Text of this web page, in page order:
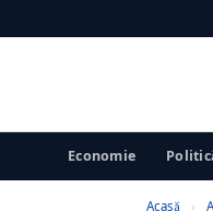
Economie
Acasă ›